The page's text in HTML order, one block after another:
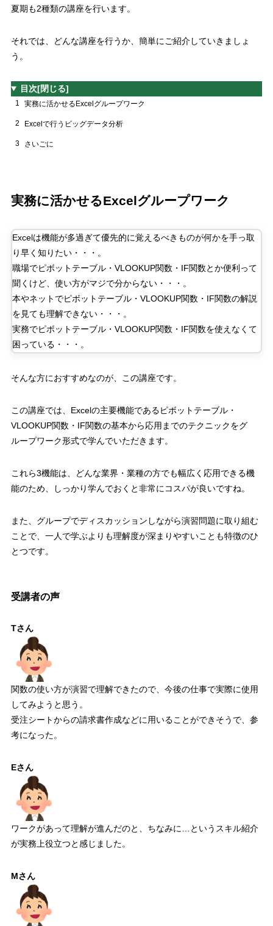
夏期も2種類の講座を行います。
それでは、どんな講座を行うか、簡単にご紹介していきましょ
う。
目次[閉じる]
1 実務に活かせるExcelグループワーク
2 Excelで行うビッグデータ分析
3 さいごに
実務に活かせるExcelグループワーク
Excelは機能が多過ぎて優先的に覚えるべきものが何かを手っ取
り早く知りたい・・・。
職場でピボットテーブル・ VLOOKUP関数・ IF関数とか便利って
聞くけど、使い方がマジで分からない・・・。
本やネットでピボットテーブル・ VLOOKUP関数・ IF関数の解説
を見ても理解できない・・・。
実務でピボットテーブル・ VLOOKUP関数・ IF関数を使えなくて
困っている・・・。
そんな方におすすめなのが、この講座です。
この講座では、 Excelの主要機能であるピボットテーブル・
VLOOKUP関数・ IF関数の基本から応用までのテクニックをグ
ループワーク形式で学んでいただきます。
これら3機能は、どんな業界・業種の方でも幅広く応用できる機
能のため、しっかり学んでおくと非常にコスパが良いですね。
また、グループでディスカッションしながら演習問題に取り組む
ことで、一人で学ぶよりも理解度が深まりやすいことも特徴のひ
とつです。
受講者の声
Tさん
関数の使い方が演習で理解できたので、今後の仕事で実際に使用
してみようと思う。
受注シートからの請求書作成などに用いることができそうで、参
考になった。
Eさん
ワークがあって理解が進んだのと、ちなみに…というスキル紹介
が実務上役立つと感じました。
Mさん